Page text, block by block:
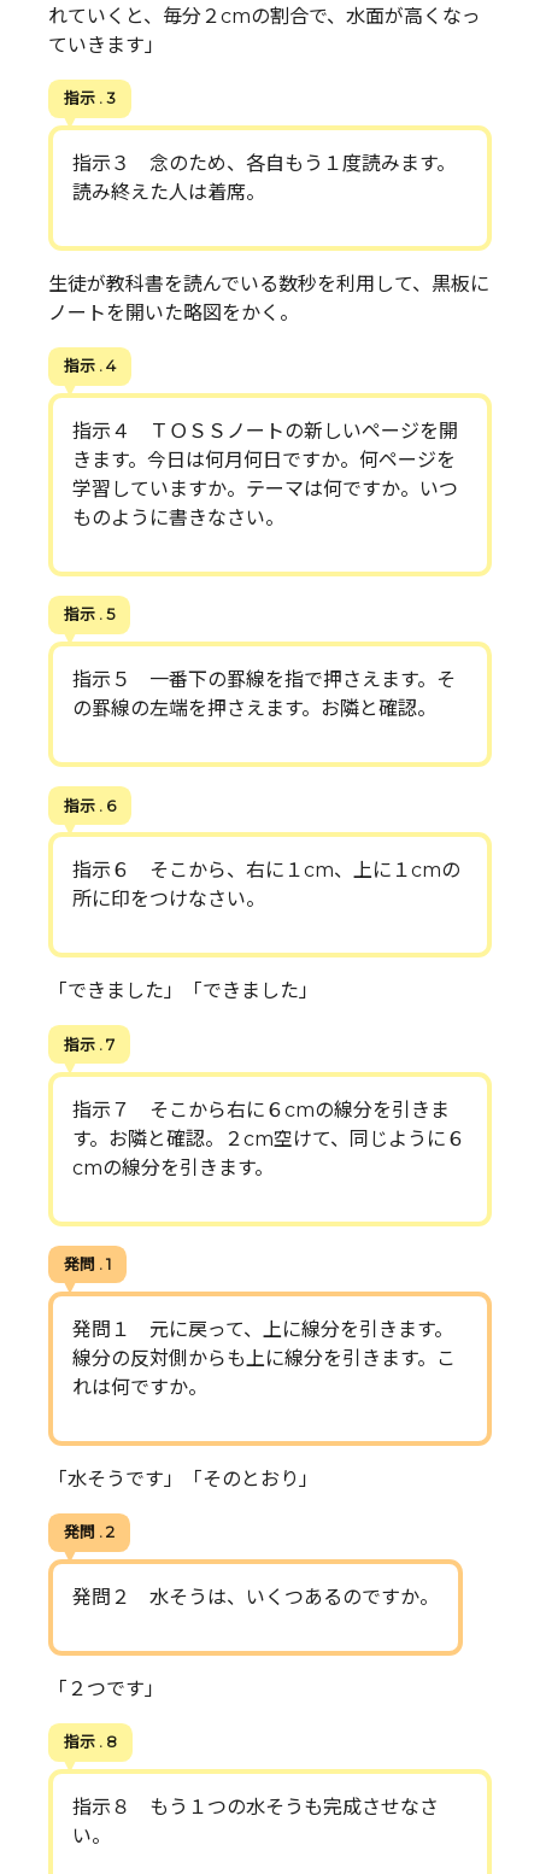
れていくと、毎分２cmの割合で、水面が高くなっ
ていきます」
指示 . 3
指示３ 念のため、各自もう１度読みます。
読み終えた人は着席。
生徒が教科書を読んでいる数秒を利用して、黒板に
ノートを開いた略図をかく。
指示 . 4
指示４ ＴＯＳＳノートの新しいページを開
きます。今日は何月何日ですか。何ページを
学習していますか。テーマは何ですか。いつ
ものように書きなさい。
指示 . 5
指示５ 一番下の罫線を指で押さえます。そ
の罫線の左端を押さえます。お隣と確認。
指示 . 6
指示６ そこから、右に１cm、上に１cmの
所に印をつけなさい。
「できました」「できました」
指示 . 7
指示７ そこから右に６cmの線分を引きま
す。お隣と確認。２cm空けて、同じように６
cmの線分を引きます。
発問 . 1
発問１ 元に戻って、上に線分を引きます。
線分の反対側からも上に線分を引きます。こ
れは何ですか。
「水そうです」「そのとおり」
発問 . 2
発問２ 水そうは、いくつあるのですか。
「２つです」
指示 . 8
指示８ もう１つの水そうも完成させなさ
い。